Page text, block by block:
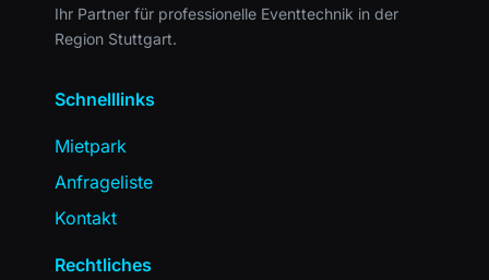
Ihr Partner für professionelle Eventtechnik in der
Region Stuttgart.
Schnelllinks
Mietpark
Anfrageliste
Kontakt
Rechtliches